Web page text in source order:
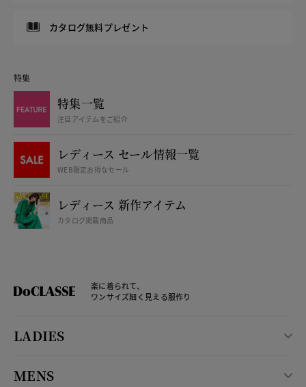
カタログ無料プレゼント
特集
特集一覧
注目アイテムをご紹介
レディース セール情報一覧
WEB限定お得なセール
レディース 新作アイテム
カタログ掲載商品
楽に着られて、
ワンサイズ細く見える服作り
LADIES
MENS